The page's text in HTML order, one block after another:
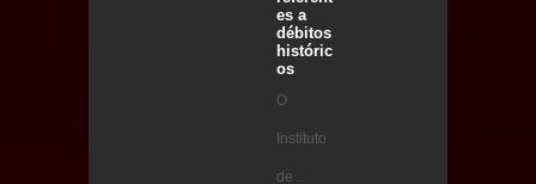
es a
débitos
históric
os
O
Instituto
de ...